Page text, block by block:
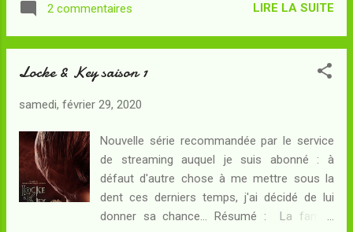
plus volontiers au diminutif de Sacha, est en
vacances avec sa mère. Elle attendait le
à seize ans, elle est consciente de ne pas
les autres filles de son âge... mais la
Elle ne sait pas encore que ce début de
vacances constitue ses derniers moments
de vie normale : un homme inquiétant se met
à la suivre et cherche à l'aborder... A chaque
fois, elle parvient à l'esquiver - mais il se fait
2 commentaires LIRE LA SUITE
Locke & Key saison 1
samedi, février 29, 2020
Nouvelle série recommandée par le service
de streaming auquel je suis abonné : à
défaut d'autre chose à me mettre sous la
dent ces derniers temps, j'ai décidé de lui
donner sa chance... Résumé : La famille